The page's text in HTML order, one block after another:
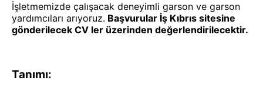
İşletmemizde çalışacak deneyimli garson ve garson
yardımcıları arıyoruz. Başvurular İş Kıbrıs sitesine
gönderilecek CV ler üzerinden değerlendirilecektir.
Tanımı: